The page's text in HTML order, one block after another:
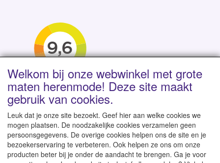
Levertijd 1-2 werkdagen | Vanaf € 95 gratis verzending
binnen NL | Direct leverbaar uit eigen voorraad
Welkom bij onze webwinkel met grote
maten herenmode! Deze site maakt
gebruik van cookies.
Leuk dat je onze site bezoekt. Geef hier aan welke cookies we
mogen plaatsen. De noodzakelijke cookies verzamelen geen
persoonsgegevens. De overige cookies helpen ons de site en je
bezoekerservaring te verbeteren. Ook helpen ze ons om onze
producten beter bij je onder de aandacht te brengen. Ga je voor